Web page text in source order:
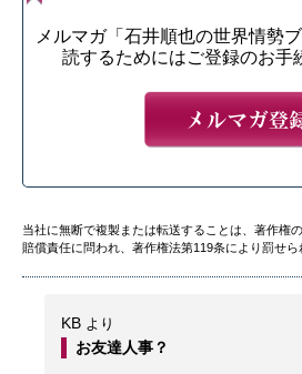
メルマガ「石井順也の世界情勢
読するためにはご登録のお手
当社に無断で複製または転送することは、著作権
賠償責任に問われ、著作権法第119条により罰せら
KB より
お友達人事？